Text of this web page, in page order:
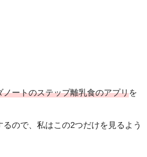
ートのステップ離乳食のアプリを
ので、私はこの2つだけを見るよう